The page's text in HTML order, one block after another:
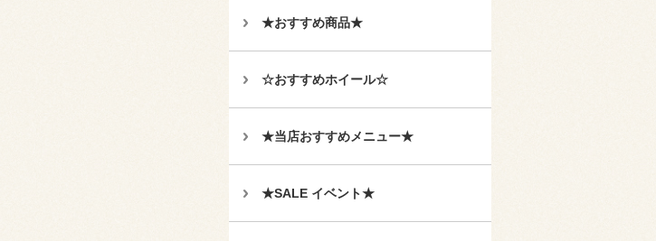
★おすすめ商品★
☆おすすめホイール☆
★当店おすすめメニュー★
★SALE イベント★